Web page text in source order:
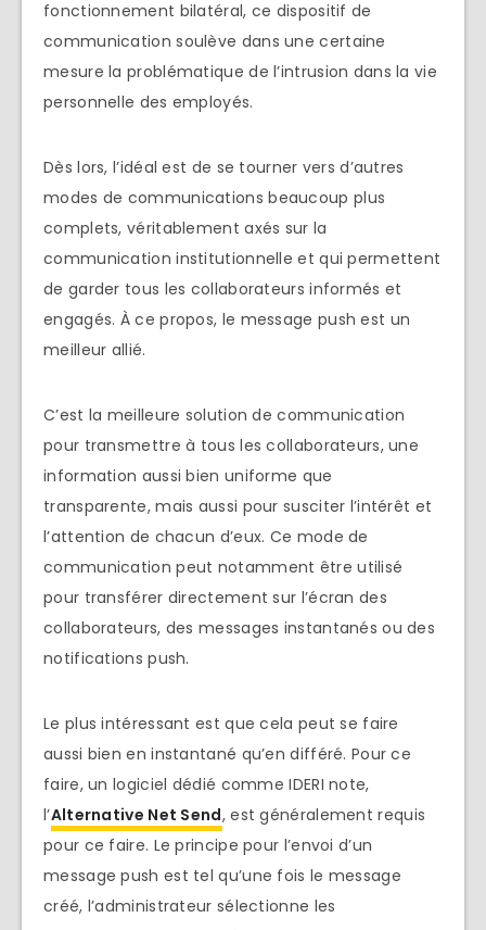
fonctionnement bilatéral, ce dispositif de
communication soulève dans une certaine
mesure la problématique de l’intrusion dans la vie
personnelle des employés.
Dès lors, l’idéal est de se tourner vers d’autres
modes de communications beaucoup plus
complets, véritablement axés sur la
communication institutionnelle et qui permettent
de garder tous les collaborateurs informés et
engagés. À ce propos, le message push est un
meilleur allié.
C’est la meilleure solution de communication
pour transmettre à tous les collaborateurs, une
information aussi bien uniforme que
transparente, mais aussi pour susciter l’intérêt et
l’attention de chacun d’eux. Ce mode de
communication peut notamment être utilisé
pour transférer directement sur l’écran des
collaborateurs, des messages instantanés ou des
notifications push.
Le plus intéressant est que cela peut se faire
aussi bien en instantané qu’en différé. Pour ce
faire, un logiciel dédié comme IDERI note,
l’Alternative Net Send, est généralement requis
pour ce faire. Le principe pour l’envoi d’un
message push est tel qu’une fois le message
créé, l’administrateur sélectionne les